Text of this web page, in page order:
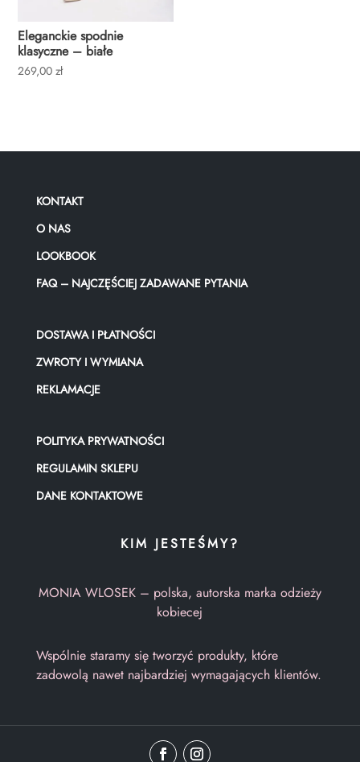
Eleganckie spodnie
klasyczne – białe
269,00zł
KONTAKT
O NAS
LOOKBOOK
FAQ – NAJCZĘŚCIEJ ZADAWANE PYTANIA
DOSTAWA I PŁATNOŚCI
ZWROTY I WYMIANA
REKLAMACJE
POLITYKA PRYWATNOŚCI
REGULAMIN SKLEPU
DANE KONTAKTOWE
KIM JESTEŚMY?
MONIA WLOSEK – polska, autorska marka odzieży
kobiecej
Wspólnie staramy się tworzyć produkty, które
zadowolą nawet najbardziej wymagających klientów.